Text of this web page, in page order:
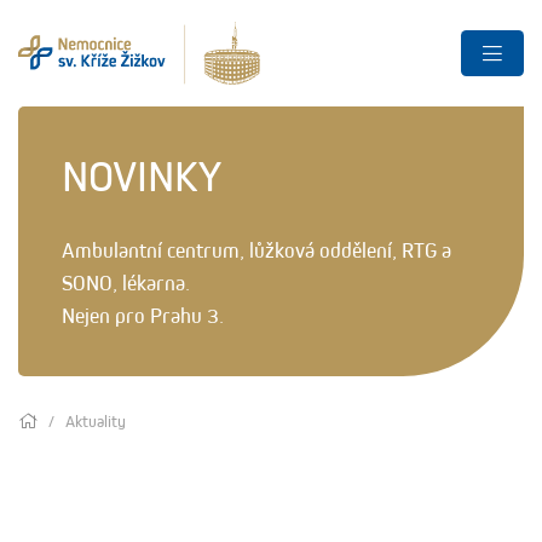
NOVINKY
Ambulantní centrum, lůžková oddělení, RTG a
SONO, lékarna.
Nejen pro Prahu 3.
Aktuality